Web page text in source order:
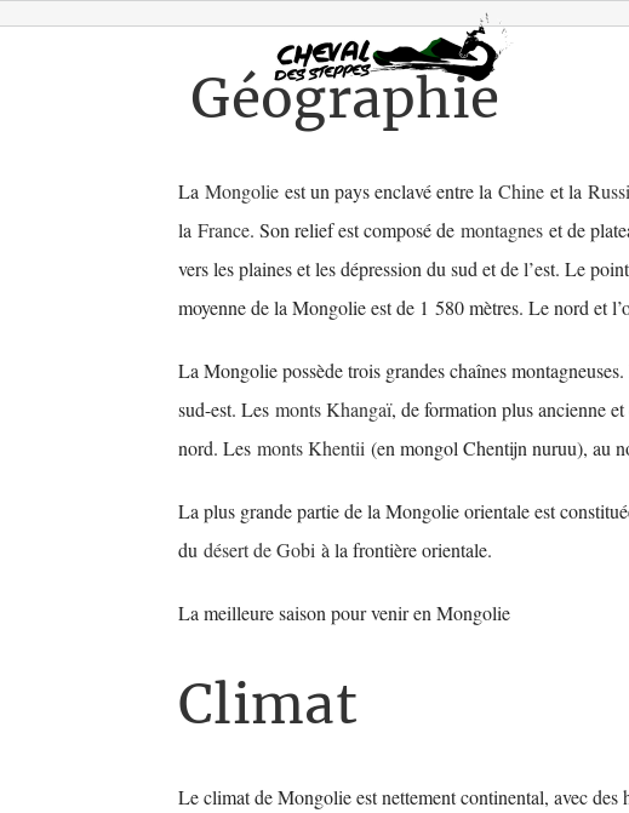
Géographie
La Mongolie est un pays enclavé entre la Chine et la
la France. Son relief est composé de montagnes et de
vers les plaines et les dépression du sud et de l’est. Le
moyenne de la Mongolie est de 1 580 mètres. Le nord et
La Mongolie possède trois grandes chaînes
sud-est. Les monts Khangaï, de formation plus ancienne
nord. Les monts Khentii (en mongol Chentijn nuruu), au
La plus grande partie de la Mongolie orientale est
du désert de Gobi à la frontière orientale.
La meilleure saison pour venir en Mongolie
Climat
Le climat de Mongolie est nettement continental, avec des